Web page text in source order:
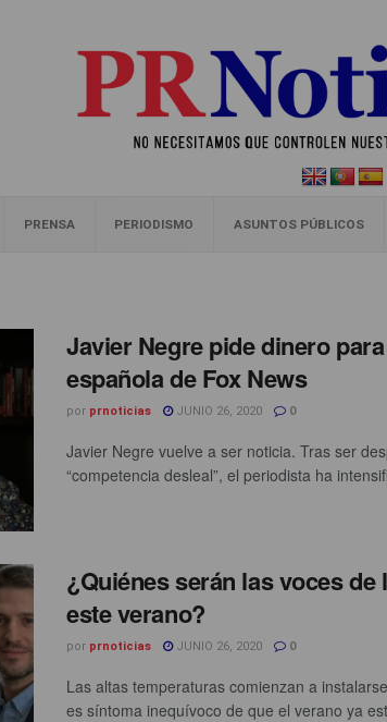
PRENSA PERIODISMO ASUNTOS PÚBLICOS
Javier Negre pide dinero
española de Fox News
por prnoticias JUNIO 26, 2020 0
Javier Negre vuelve a ser noticia. Tras ser
“competencia desleal”, el periodista ha
¿Quiénes serán las voces de
este verano?
por prnoticias JUNIO 26, 2020 0
Las altas temperaturas comienzan a
es síntoma inequívoco de que el verano ya